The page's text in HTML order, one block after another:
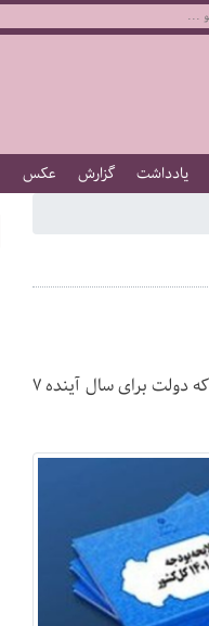
یادداشت گزارش عکس
دولت امروز لایحه بودجه ۱۴۰۱ را تقدیم مجلس کرد؛ بررسی بندهای مختلف لایحه نشان می دهد که دولت برای سال آینده ۷